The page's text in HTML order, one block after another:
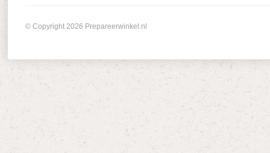
© Copyright 2026 Prepareerwinkel.nl